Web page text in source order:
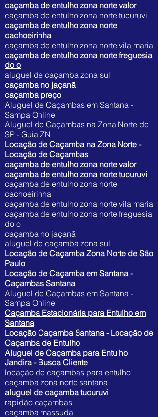
caçamba de entulho zona norte valor
caçamba de entulho zona norte tucuruvi
caçamba de entulho zona norte
cachoeirinha
caçamba de entulho zona norte vila maria
caçamba de entulho zona norte freguesia
do o
aluguel de caçamba zona sul
caçamba no jaçanã
caçamba preço
Aluguel de Caçambas em Santana -
Sampa Online
Aluguel de Caçambas na Zona Norte de
SP - Guia ZN
Locação de Caçamba na Zona Norte -
Locação de Caçambas
caçamba de entulho zona norte valor
caçamba de entulho zona norte tucuruvi
caçamba de entulho zona norte
cachoeirinha
caçamba de entulho zona norte vila maria
caçamba de entulho zona norte freguesia
do o
caçamba no jaçanã
aluguel de caçamba zona sul
Locação de Caçamba Zona Norte de São
Paulo
Locação de Caçamba em Santana -
Caçambas Santana
Aluguel de Caçambas em Santana -
Sampa Online
Caçamba Estacionária para Entulho em
Santana
Locação Caçamba Santana - Locação de
Caçamba de Entulho
Aluguel de Caçamba para Entulho
Jandira - Busca Cliente
locação de caçambas para entulho
caçamba zona norte santana
aluguel de caçamba tucuruvi
rapidão caçambas
caçamba massuda